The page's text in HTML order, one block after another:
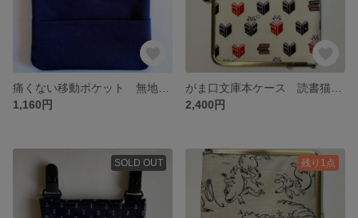
1,160円
2,400円
SOLD OUT 残り1点